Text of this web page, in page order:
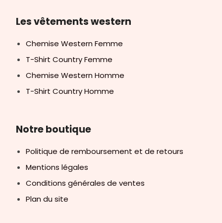
Les vêtements western
Chemise Western Femme
T-Shirt Country Femme
Chemise Western Homme
T-Shirt Country Homme
Notre boutique
Politique de remboursement et de retours
Mentions légales
Conditions générales de ventes
Plan du site